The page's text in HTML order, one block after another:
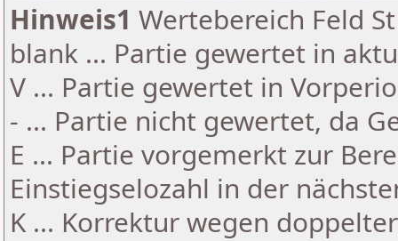
Hinweis1 Wertebereich Feld
blank ... Partie gewertet in
V ... Partie gewertet in
- ... Partie nicht gewertet, da
E ... Partie vorgemerkt zur
Einstiegselozahl in der
K ... Korrektur wegen